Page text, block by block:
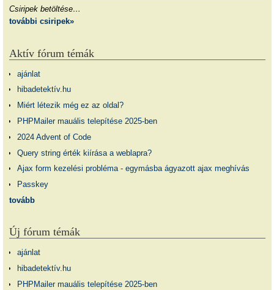
Csiripek betöltése…
további csiripek»
Aktív fórum témák
ajánlat
hibadetektív.hu
Miért létezik még ez az oldal?
PHPMailer mauális telepítése 2025-ben
2024 Advent of Code
Query string érték kiírása a weblapra?
Ajax form kezelési probléma - egymásba ágyazott ajax meghívás
Passkey
tovább
Új fórum témák
ajánlat
hibadetektív.hu
PHPMailer mauális telepítése 2025-ben